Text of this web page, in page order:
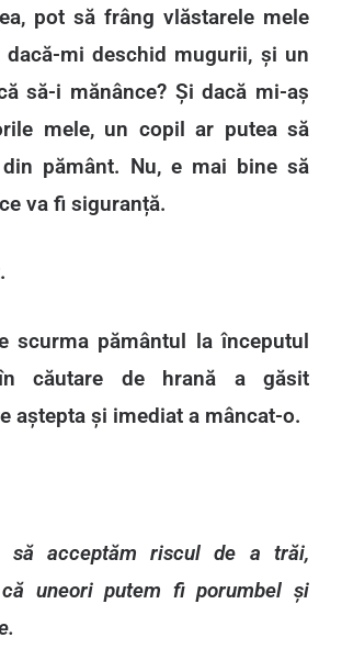
pot să frâng vlăstarele mele
mi deschid mugurii, și un
să-i mănânce? Și dacă mi-aș
mele, un copil ar putea să
pământ. Nu, e mai bine să
va fi siguranță.
scurma pământul la începutul
căutare de hrană a găsit
aștepta și imediat a mâncat-o.
să acceptăm riscul de a trăi,
uneori putem fi porumbel și